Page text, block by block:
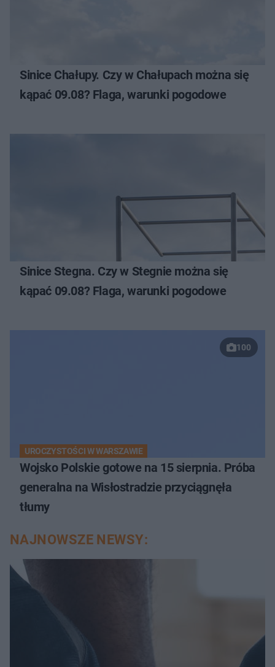
Sinice Chałupy. Czy w Chałupach można się
kąpać 09.08? Flaga, warunki pogodowe
Sinice Stegna. Czy w Stegnie można się
kąpać 09.08? Flaga, warunki pogodowe
100
UROCZYSTOŚCI W WARSZAWIE
Wojsko Polskie gotowe na 15 sierpnia. Próba
generalna na Wisłostradzie przyciągnęła
tłumy
NAJNOWSZE NEWSY: